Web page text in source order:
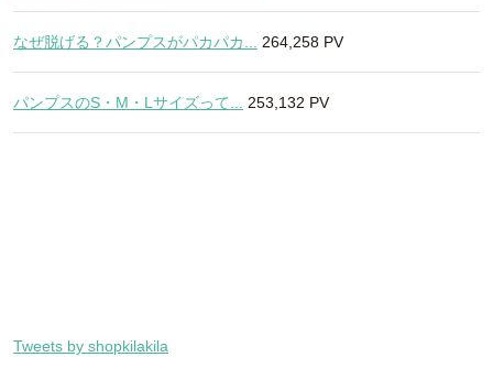
なぜ脱げる？パンプスがパカパカ... 264,258 PV
パンプスのS・M・Lサイズって... 253,132 PV
Tweets by shopkilakila